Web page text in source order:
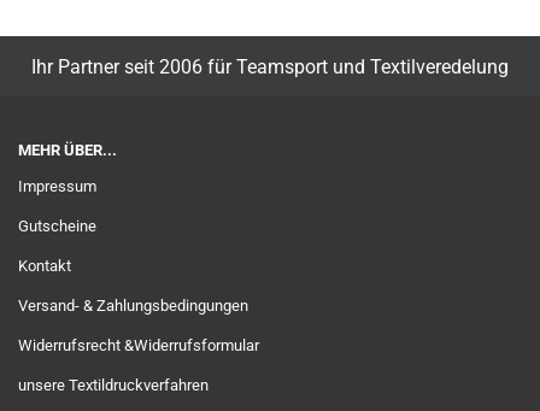
Ihr Partner seit 2006 für Teamsport und Textilveredelung
MEHR ÜBER...
Impressum
Gutscheine
Kontakt
Versand- & Zahlungsbedingungen
Widerrufsrecht &Widerrufsformular
unsere Textildruckverfahren